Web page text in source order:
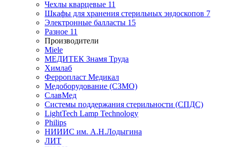
Чехлы кварцевые 11
Шкафы для хранения стерильных эндоскопов 7
Электронные балласты 15
Разное 11
Производители
Miele
МЕДИТЕК Знамя Труда
Химлаб
Ферропласт Медикал
Медоборудование (СЗМО)
СлавМед
Системы поддержания стерильности (СПДС)
LightTech Lamp Technology
Philips
НИИИС им. А.Н.Лодыгина
ЛИТ